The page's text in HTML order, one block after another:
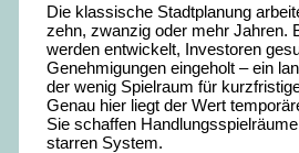
Die klassische Stadtplanung
zehn, zwanzig oder mehr Jahren.
werden entwickelt, Investoren
Genehmigungen eingeholt – ein
der wenig Spielraum für
Genau hier liegt der Wert
Sie schaffen
starren System.